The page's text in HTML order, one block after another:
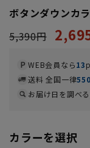
ボタンダウンカ
5,390円
WEB会員なら13
送料 全国一律550
お届け日を調べる
カラーを選択